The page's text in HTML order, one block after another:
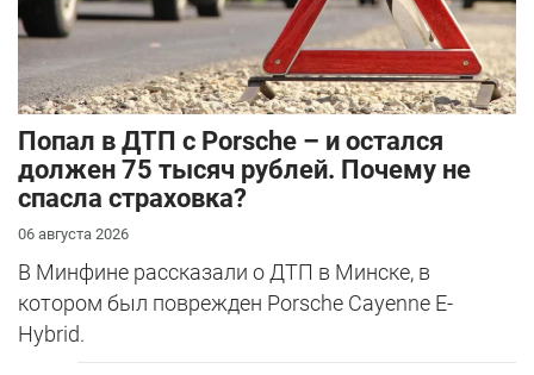
​Попал в ДТП с Porsche – и остался
должен 75 тысяч рублей. Почему не
спасла страховка?
06 августа 2026
В Минфине рассказали о ДТП в Минске, в
котором был поврежден Porsche Cayenne E-
Hybrid.